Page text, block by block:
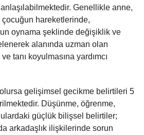
Genellikle anne,
çocuğun hareketlerinde,
oynama şeklinde değişiklik ve
alanında uzman olan
tanı koyulmasına yardımcı
gelişimsel gecikme belirtileri 5
Düşünme, öğrenme,
güçlük bilişsel belirtiler;
arkadaşlık ilişkilerinde sorun